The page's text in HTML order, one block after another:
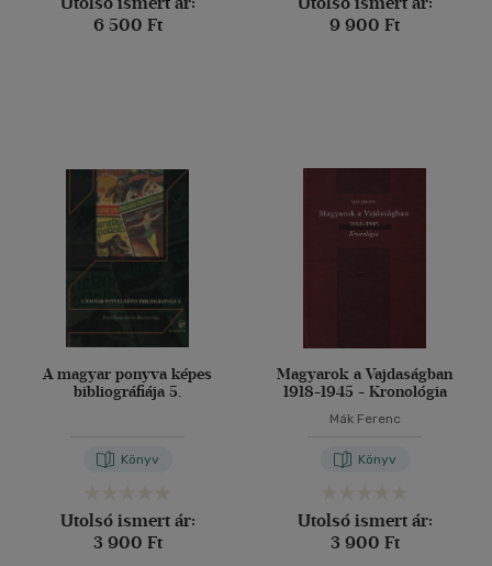
6 500 Ft
9 900 Ft
A magyar ponyva képes
bibliográfiája 5.
Könyv
Utolsó ismert ár:
3 900 Ft
Magyarok a Vajdaságban
1918-1945 - Kronológia
Mák Ferenc
Könyv
Utolsó ismert ár:
3 900 Ft